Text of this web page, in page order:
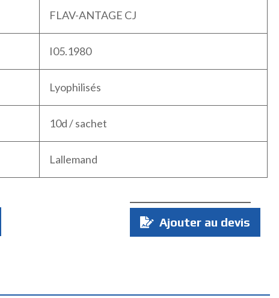
FLAV-ANTAGE CJ
I05.1980
Lyophilisés
10d / sachet
Lallemand
Quantité
Ajouter au devis